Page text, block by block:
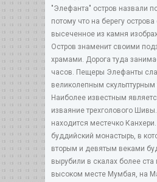
"Элефанта" остров назвали
потому что на берегу острова
высеченное из камня
Остров знаменит своими
храмами. Дорога туда
часов. Пещеры Элефанты
великолепным скульптурным
Наиболее известным
изваяние трехголового
находится местечко
буддийский монастырь, в
вторым и девятым веками
вырубили в скалах более
высоком месте Мумбая, на